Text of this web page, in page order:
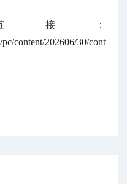
接：
content/202606/30/